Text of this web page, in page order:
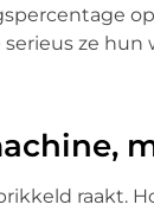
ze hun
raakt.